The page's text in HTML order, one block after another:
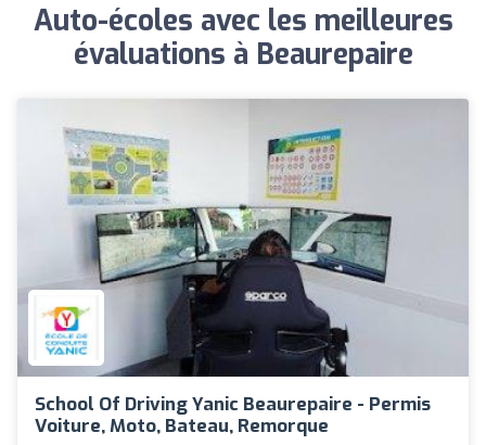
Auto-écoles avec les meilleures
évaluations à Beaurepaire
School Of Driving Yanic Beaurepaire - Permis
Voiture, Moto, Bateau, Remorque